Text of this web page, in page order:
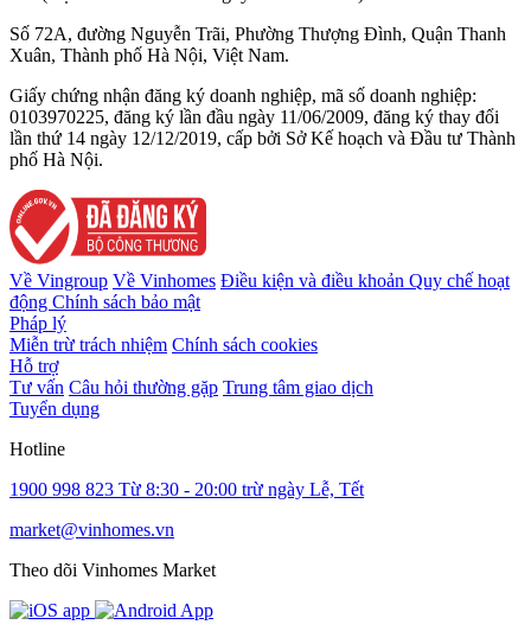
Số 72A, đường Nguyễn Trãi, Phường Thượng Đình, Quận Thanh
Xuân, Thành phố Hà Nội, Việt Nam.
Giấy chứng nhận đăng ký doanh nghiệp, mã số doanh nghiệp:
0103970225, đăng ký lần đầu ngày 11/06/2009, đăng ký thay đổi
lần thứ 14 ngày 12/12/2019, cấp bởi Sở Kế hoạch và Đầu tư Thành
phố Hà Nội.
Về Vingroup Về Vinhomes Điều kiện và điều khoản Quy chế hoạt
động Chính sách bảo mật
Pháp lý
Miễn trừ trách nhiệm Chính sách cookies
Hỗ trợ
Tư vấn Câu hỏi thường gặp Trung tâm giao dịch
Tuyển dụng
Hotline
1900 998 823 Từ 8:30 - 20:00 trừ ngày Lễ, Tết
market@vinhomes.vn
Theo dõi Vinhomes Market